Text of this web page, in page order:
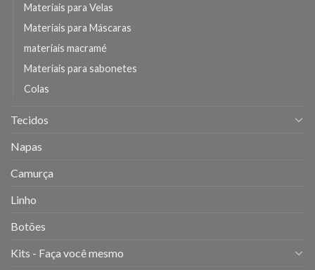
Materiais para Velas
Materiais para Máscaras
materiais macramé
Materiais para sabonetes
Colas
Tecidos
Napas
Camurça
Linho
Botões
Kits - Faça você mesmo